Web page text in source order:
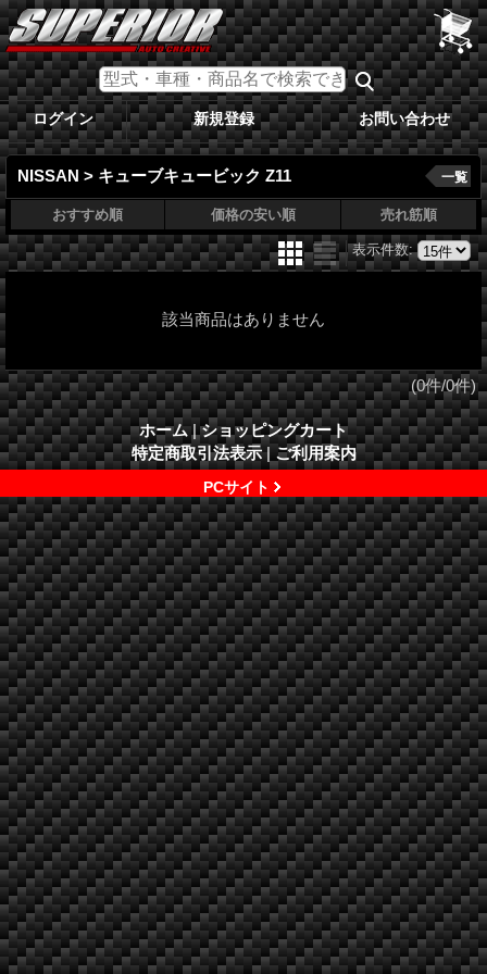
ログイン 新規登録 お問い合わせ
NISSAN > キューブキュービック Z11 一覧
おすすめ順 価格の安い順 売れ筋順
表示件数:
該当商品はありません
(0件/0件)
ホーム | ショッピングカート
特定商取引法表示 | ご利用案内
PCサイト